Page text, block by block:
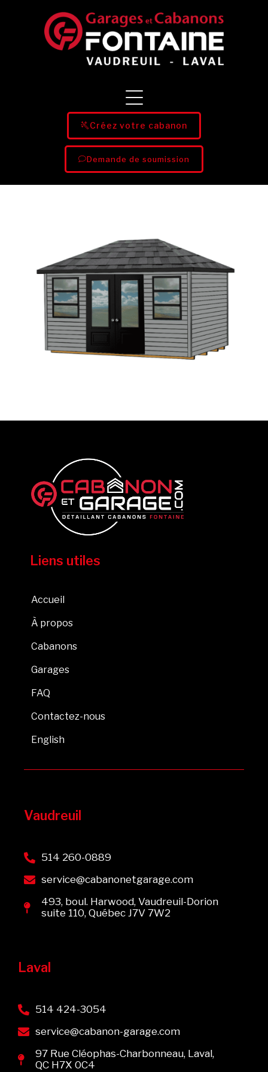
Créez votre cabanon
Demande de soumission
Liens utiles
Accueil
À propos
Cabanons
Garages
FAQ
Contactez-nous
English
Vaudreuil
514 260-0889
service@cabanonetgarage.com
493, boul. Harwood, Vaudreuil-Dorion
suite 110, Québec J7V 7W2
Laval
514 424-3054
service@cabanon-garage.com
97 Rue Cléophas-Charbonneau, Laval,
QC H7X 0C4